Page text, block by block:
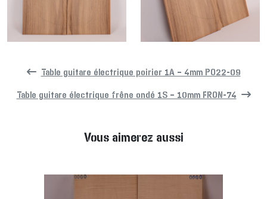
Table guitare électrique poirier 1A – 4mm PO22-09
Table guitare électrique frêne ondé 1S – 10mm FRON-74
Vous aimerez aussi